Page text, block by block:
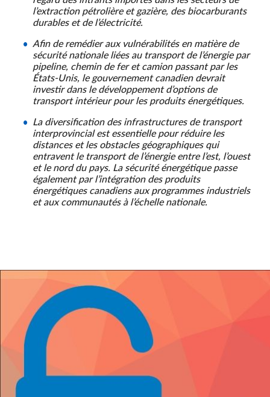
l’extraction pétrolière et gazière, des biocarburants
durables et de l’électricité.
Afin de remédier aux vulnérabilités en matière de
sécurité nationale liées au transport de l’énergie par
pipeline, chemin de fer et camion passant par les
États-Unis, le gouvernement canadien devrait
investir dans le développement d’options de
transport intérieur pour les produits énergétiques.
La diversification des infrastructures de transport
interprovincial est essentielle pour réduire les
distances et les obstacles géographiques qui
entravent le transport de l’énergie entre l’est, l’ouest
et le nord du pays. La sécurité énergétique passe
également par l’intégration des produits
énergétiques canadiens aux programmes industriels
et aux communautés à l’échelle nationale.